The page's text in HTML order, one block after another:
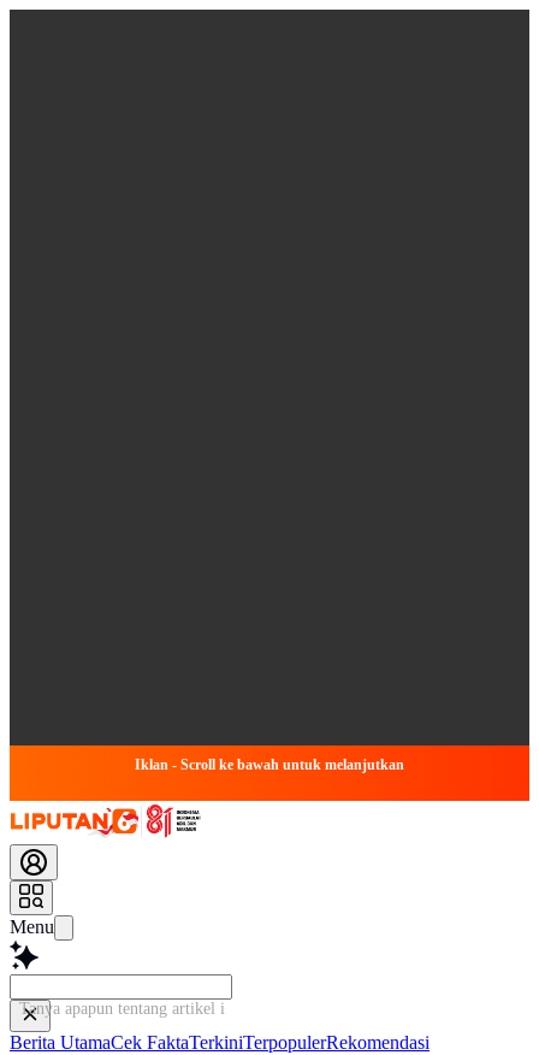
Iklan - Scroll ke bawah untuk melanjutkan
Menu
Tanya apapun tentang artikel ini...
Berita UtamaCek FaktaTerkiniTerpopulerRekomendasi